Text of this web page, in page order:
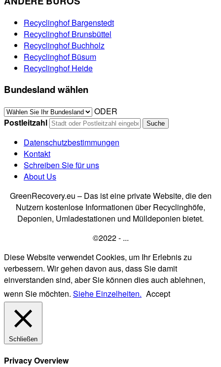
Recyclinghof Bargenstedt
Recyclinghof Brunsbüttel
Recyclinghof Buchholz
Recyclinghof Büsum
Recyclinghof Heide
Bundesland wählen
ODER
Postleitzahl
Datenschutzbestimmungen
Kontakt
Schreiben Sie für uns
About Us
GreenRecovery.eu – Das ist eine private Website, die den
Nutzern kostenlose Informationen über Recyclinghöfe,
Deponien, Umladestationen und Mülldeponien bietet.
©2022 - ...
Diese Website verwendet Cookies, um Ihr Erlebnis zu
verbessern. Wir gehen davon aus, dass Sie damit
einverstanden sind, aber Sie können dies auch ablehnen,
wenn Sie möchten. Siehe Einzelheiten. Accept
Schließen
Privacy Overview